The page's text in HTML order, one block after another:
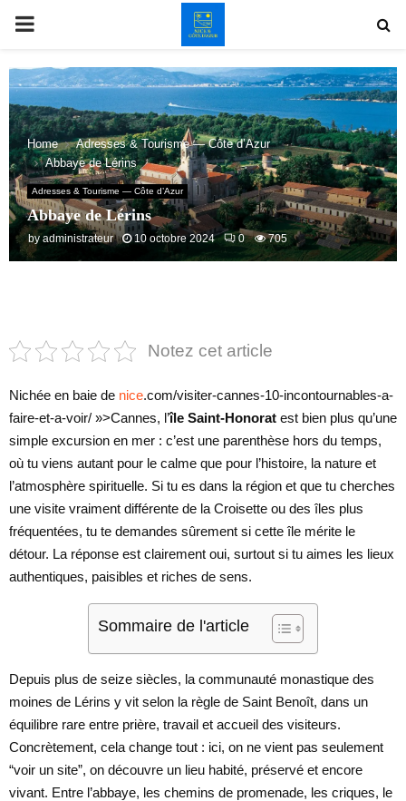
PRIMARY
MENU
Home
Adresses & Tourisme — Côte d’Azur
Abbaye de Lérins
Adresses & Tourisme — Côte d’Azur
Abbaye de Lérins
byadministrateur 10 octobre 2024 0 705
Notez cet article
Nichée en baie de nice.com/visiter-cannes-10-incontournables-a-
faire-et-a-voir/ »>Cannes, l’île Saint-Honorat est bien plus qu’une
simple excursion en mer : c’est une parenthèse hors du temps,
où tu viens autant pour le calme que pour l’histoire, la nature et
l’atmosphère spirituelle. Si tu es dans la région et que tu cherches
une visite vraiment différente de la Croisette ou des îles plus
fréquentées, tu te demandes sûrement si cette île mérite le
détour. La réponse est clairement oui, surtout si tu aimes les lieux
authentiques, paisibles et riches de sens.
Sommaire de l'article
Depuis plus de seize siècles, la communauté monastique des
moines de Lérins y vit selon la règle de Saint Benoît, dans un
équilibre rare entre prière, travail et accueil des visiteurs.
Concrètement, cela change tout : ici, on ne vient pas seulement
“voir un site”, on découvre un lieu habité, préservé et encore
vivant. Entre l’abbaye, les chemins de promenade, les criques, le